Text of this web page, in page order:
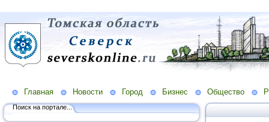
Главная Новости Город Бизнес Общество
Поиск на портале...